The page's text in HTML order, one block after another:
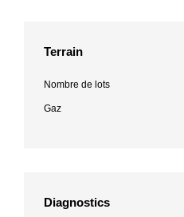
Terrain
Nombre de lots
Gaz
Diagnostics